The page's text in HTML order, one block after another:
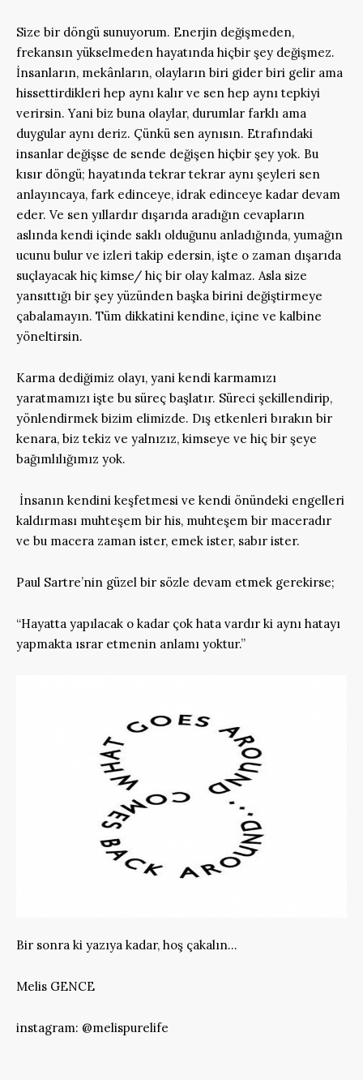
Size bir döngü sunuyorum. Enerjin değişmeden,
frekansın yükselmeden hayatında hiçbir şey değişmez.
İnsanların, mekânların, olayların biri gider biri gelir ama
hissettirdikleri hep aynı kalır ve sen hep aynı tepkiyi
verirsin. Yani biz buna olaylar, durumlar farklı ama
duygular aynı deriz. Çünkü sen aynısın. Etrafındaki
insanlar değişse de sende değişen hiçbir şey yok. Bu
kısır döngü; hayatında tekrar tekrar aynı şeyleri sen
anlayıncaya, fark edinceye, idrak edinceye kadar devam
eder. Ve sen yıllardır dışarıda aradığın cevapların
aslında kendi içinde saklı olduğunu anladığında, yumağın
ucunu bulur ve izleri takip edersin, işte o zaman dışarıda
suçlayacak hiç kimse/ hiç bir olay kalmaz. Asla size
yansıttığı bir şey yüzünden başka birini değiştirmeye
çabalamayın. Tüm dikkatini kendine, içine ve kalbine
yöneltirsin.
Karma dediğimiz olayı, yani kendi karmamızı
yaratmamızı işte bu süreç başlatır. Süreci şekillendirip,
yönlendirmek bizim elimizde. Dış etkenleri bırakın bir
kenara, biz tekiz ve yalnızız, kimseye ve hiç bir şeye
bağımlılığımız yok.
İnsanın kendini keşfetmesi ve kendi önündeki engelleri
kaldırması muhteşem bir his, muhteşem bir maceradır
ve bu macera zaman ister, emek ister, sabır ister.
Paul Sartre’nin güzel bir sözle devam etmek gerekirse;
“Hayatta yapılacak o kadar çok hata vardır ki aynı hatayı
yapmakta ısrar etmenin anlamı yoktur.”
Bir sonra ki yazıya kadar, hoş çakalın…
Melis GENCE
instagram: @melispurelife